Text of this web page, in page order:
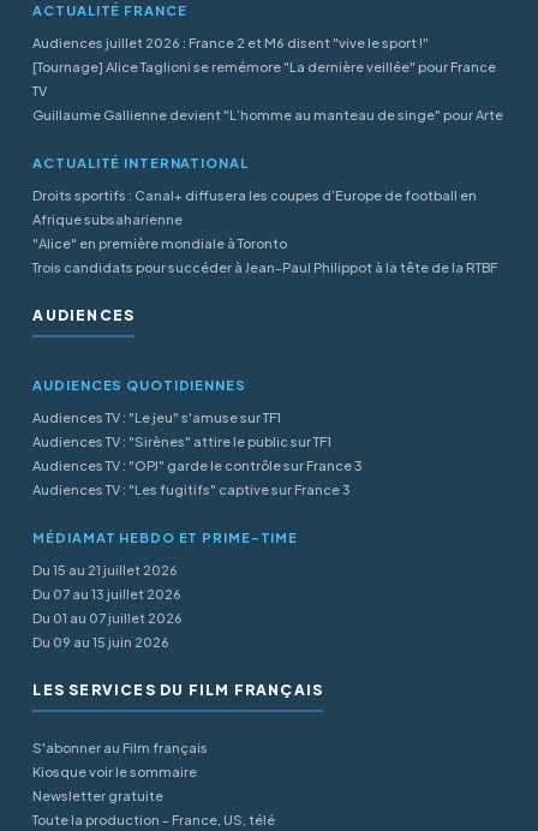
ACTUALITÉ FRANCE
Audiences juillet 2026 : France 2 et M6 disent "vive le sport !"
[Tournage] Alice Taglioni se remémore "La dernière veillée" pour France
TV
Guillaume Gallienne devient "L’homme au manteau de singe" pour Arte
ACTUALITÉ INTERNATIONAL
Droits sportifs : Canal+ diffusera les coupes d’Europe de football en
Afrique subsaharienne
"Alice" en première mondiale à Toronto
Trois candidats pour succéder à Jean-Paul Philippot à la tête de la RTBF
AUDIENCES
AUDIENCES QUOTIDIENNES
Audiences TV : "Le jeu" s'amuse sur TF1
Audiences TV : "Sirènes" attire le public sur TF1
Audiences TV : "OPJ" garde le contrôle sur France 3
Audiences TV : "Les fugitifs" captive sur France 3
MÉDIAMAT HEBDO ET PRIME-TIME
Du 15 au 21 juillet 2026
Du 07 au 13 juillet 2026
Du 01 au 07 juillet 2026
Du 09 au 15 juin 2026
LES SERVICES DU FILM FRANÇAIS
S'abonner au Film français
Kiosque voir le sommaire
Newsletter gratuite
Toute la production - France, US, télé